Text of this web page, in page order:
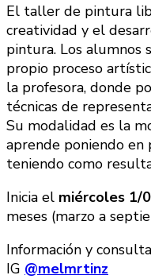
El taller de pintura
creatividad y el
pintura. Los alumnos
propio proceso
la profesora, donde
técnicas de
Su modalidad es la
aprende poniendo en
teniendo como
Inicia el miércoles 1/
meses (marzo a
Información y
IG @melmrtinz